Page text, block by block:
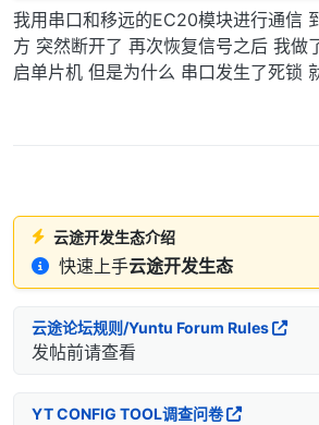
我用串口和移远的EC20模块进行通信
方 突然断开了 再次恢复信号之后 我做
启单片机 但是为什么 串口发生了死锁
云途开发生态介绍
快速上手云途开发生态
云途论坛规则/Yuntu Forum Rules
发帖前请查看
YT CONFIG TOOL调查问卷